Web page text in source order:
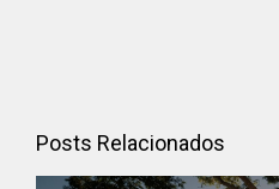
Posts Relacionados